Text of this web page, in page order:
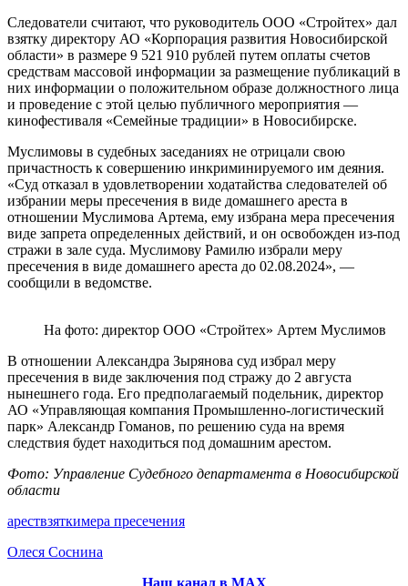
Следователи считают, что руководитель ООО «Стройтех» дал
взятку директору АО «Корпорация развития Новосибирской
области» в размере 9 521 910 рублей путем оплаты счетов
средствам массовой информации за размещение публикаций в
них информации о положительном образе должностного лица
и проведение с этой целью публичного мероприятия —
кинофестиваля «Семейные традиции» в Новосибирске.
Муслимовы в судебных заседаниях не отрицали свою
причастность к совершению инкриминируемого им деяния.
«Суд отказал в удовлетворении ходатайства следователей об
избрании меры пресечения в виде домашнего ареста в
отношении Муслимова Артема, ему избрана мера пресечения
виде запрета определенных действий, и он освобожден из-под
стражи в зале суда. Муслимову Рамилю избрали меру
пресечения в виде домашнего ареста до 02.08.2024», —
сообщили в ведомстве.
На фото: директор ООО «Стройтех» Артем Муслимов
В отношении Александра Зырянова суд избрал меру
пресечения в виде заключения под стражу до 2 августа
нынешнего года. Его предполагаемый подельник, директор
АО «Управляющая компания Промышленно-логистический
парк» Александр Гоманов, по решению суда на время
следствия будет находиться под домашним арестом.
Фото: Управление Судебного департамента в Новосибирской
области
арествзяткимера пресечения
Олеся Соснина
Наш канал в МАХ